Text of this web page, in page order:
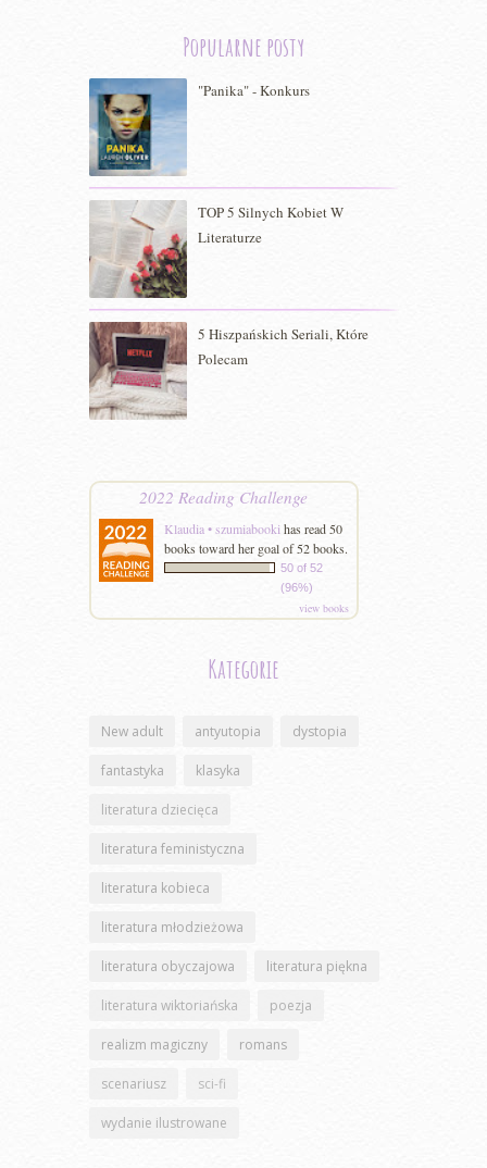
Popularne posty
"Panika" - Konkurs
TOP 5 Silnych Kobiet W
Literaturze
5 Hiszpańskich Seriali, Które
Polecam
2022 Reading Challenge
Klaudia • szumiabooki has read 50
books toward her goal of 52 books.
50 of 52
(96%)
view books
Kategorie
New adult antyutopia dystopia
fantastyka klasyka
literatura dziecięca
literatura feministyczna
literatura kobieca
literatura młodzieżowa
literatura obyczajowa literatura piękna
literatura wiktoriańska poezja
realizm magiczny romans
scenariusz sci-fi
wydanie ilustrowane